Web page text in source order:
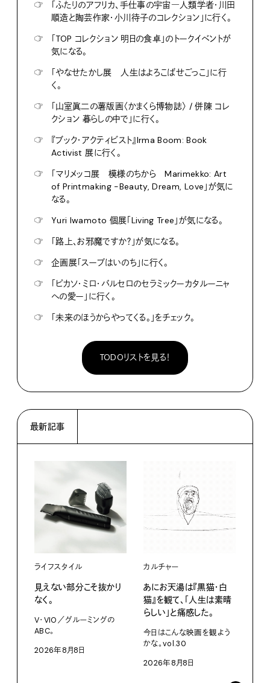
☞
「ふたりのアフリカ、手仕事の宇宙―人類学者・川田
順造と陶芸作家・小川待子のコレクション」に行く。
☞
「TOP コレクション 明日の食卓」のトークイベントが
気になる。
☞
「やなせたかし展 人生はよろこばせごっこ」に行
く。
☞
「山室眞二の薯版画〈かまくら博物誌〉 / 併陳 コレ
クション 暮らしの中で」に行く。
☞
『ブック・アクティビスト』Irma Boom: Book
Activist 展に行く。
☞
「マリメッコ展 模様のちから Marimekko: Art
of Printmaking -Beauty, Dream, Love」が気に
なる。
☞
Yuri Iwamoto 個展「Living Tree」が気になる。
☞
「路上、お邪魔ですか？」が気になる。
☞
企画展「スープはいのち」に行く。
☞
「ピカソ・ミロ・バルセロのセラミックーカタルーニャ
への愛ー」に行く。
☞
「未来のほうからやってくる。」をチェック。
TODOリストを見る！
最新記事
ライフスタイル
見えない部分こそ抜かり
なく。
V・VIO／グルーミングの
ABC。
2026年8月8日
カルチャー
あにお天湯は『黒猫・白
猫』を観て、「人生は素晴
らしい」と痛感した。
今日はこんな映画を観よう
かな。vol.30
2026年8月8日